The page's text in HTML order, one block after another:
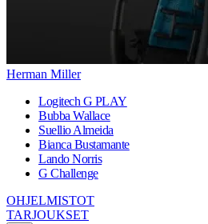
Herman Miller
Logitech G PLAY
Bubba Wallace
Suellio Almeida
Bianca Bustamante
Lando Norris
G Challenge
OHJELMISTOT
TARJOUKSET